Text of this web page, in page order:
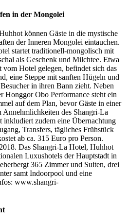
in der Mongolei
können Gäste in die mystische
der Inneren Mongolei eintauchen.
startet traditionell-mongolisch mit
als Geschenk und Milchtee. Etwa
vom Hotel gelegen, befindet sich das
eine Steppe mit sanften Hügeln und
in ihren Bann zieht. Neben
Honggor Obo Performance steht ein
auf dem Plan, bevor Gäste in einer
Annehmlichkeiten des Shangri-La
inkludiert zudem eine Übernachtung
Transfers, tägliches Frühstück
ab ca. 315 Euro pro Person.
Das Shangri-La Hotel, Huhhot
Luxushotels der Hauptstadt in
365 Zimmer und Suiten, drei
samt Indoorpool und eine
www.shangri-